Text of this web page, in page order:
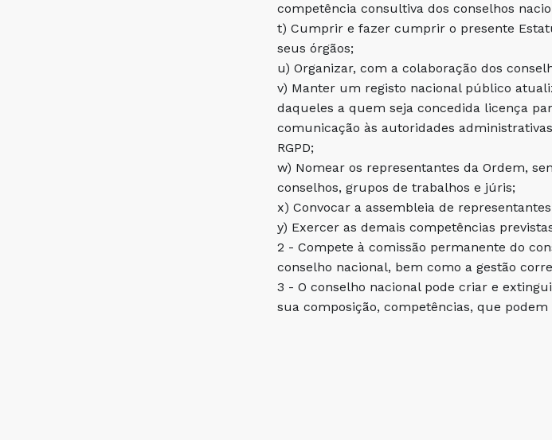
competência consultiva dos conselhos
t) Cumprir e fazer cumprir o presente
seus órgãos;
u) Organizar, com a colaboração dos
v) Manter um registo nacional público
daqueles a quem seja concedida licença
comunicação às autoridades
RGPD;
w) Nomear os representantes da Ordem,
conselhos, grupos de trabalhos e júris;
x) Convocar a assembleia de
y) Exercer as demais competências
2 - Compete à comissão permanente do
conselho nacional, bem como a gestão
3 - O conselho nacional pode criar e
sua composição, competências, que